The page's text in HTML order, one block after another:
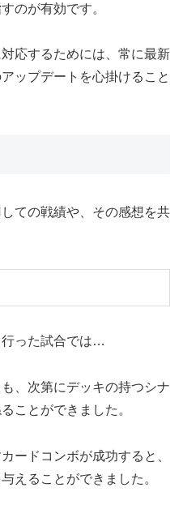
のが有効です。
応するためには、常に最新
ップデートを心掛けること
ての戦績や、その感想を共
った試合では…
、次第にデッキの持つシナ
ことができました。
ードコンボが成功すると、
えることができました。